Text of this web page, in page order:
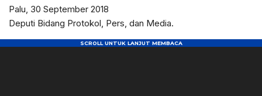
Palu, 30 September 2018
Deputi Bidang Protokol, Pers, dan Media.